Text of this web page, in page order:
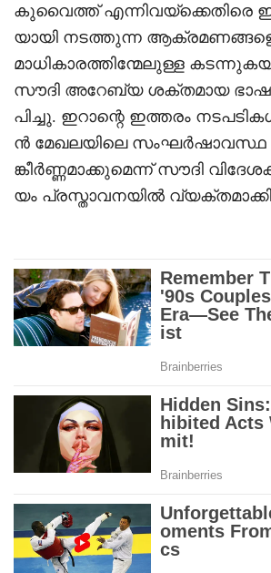
കുവൈത്ത് എന്നിവയ്‌ക്കെതിരെ
യായി നടത്തുന്ന
മാധികാരത്തിന്മേലുള്ള
സൗദി അറേബ്യ ശക്തമായ
പിച്ചു. ഇറാന്റെ ഇത്തരം
ൻ മേഖലയിലെ
ങ്കീർണ്ണമാക്കുമെന്ന് സൗദി
യം പ്രസ്താവനയിൽ